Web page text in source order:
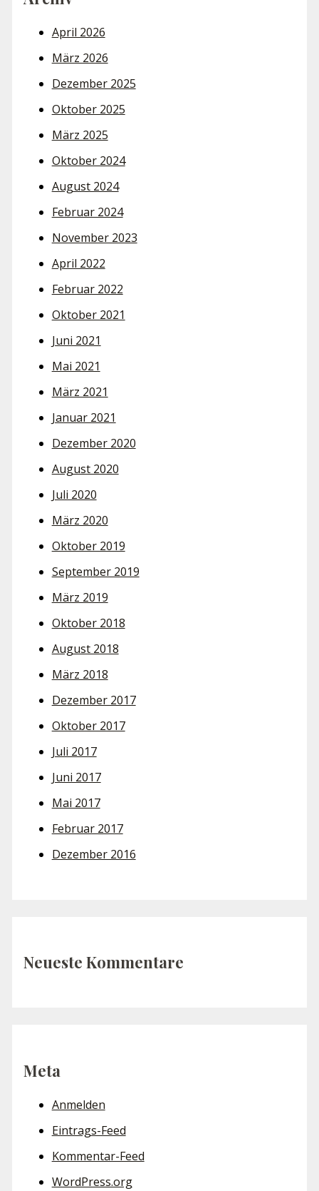
April 2026
März 2026
Dezember 2025
Oktober 2025
März 2025
Oktober 2024
August 2024
Februar 2024
November 2023
April 2022
Februar 2022
Oktober 2021
Juni 2021
Mai 2021
März 2021
Januar 2021
Dezember 2020
August 2020
Juli 2020
März 2020
Oktober 2019
September 2019
März 2019
Oktober 2018
August 2018
März 2018
Dezember 2017
Oktober 2017
Juli 2017
Juni 2017
Mai 2017
Februar 2017
Dezember 2016
Neueste Kommentare
Meta
Anmelden
Eintrags-Feed
Kommentar-Feed
WordPress.org